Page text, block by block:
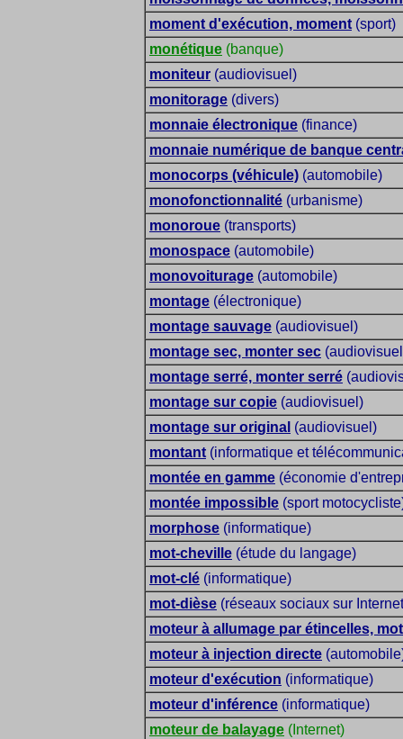
moment d'exécution, moment (sport)
monétique (banque)
moniteur (audiovisuel)
monitorage (divers)
monnaie électronique (finance)
monnaie numérique de banque
monocorps (véhicule) (automobile)
monofonctionnalité (urbanisme)
monoroue (transports)
monospace (automobile)
monovoiturage (automobile)
montage (électronique)
montage sauvage (audiovisuel)
montage sec, monter sec
montage serré, monter serré
montage sur copie (audiovisuel)
montage sur original (audiovisuel)
montant (informatique et
montée en gamme (économie
montée impossible (sport
morphose (informatique)
mot-cheville (étude du langage)
mot-clé (informatique)
mot-dièse (réseaux sociaux sur
moteur à allumage par étincelles,
moteur à injection directe
moteur d'exécution (informatique)
moteur d'inférence (informatique)
moteur de balayage (Internet)